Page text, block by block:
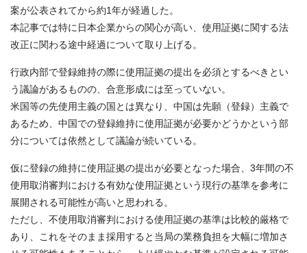
資料ダウンロード
案が公表されてから約1年が経過した。
本記事では特に日本企業からの関心が高い、使用証拠に関する法
改正に関わる途中経過について取り上げる。
行政内部で登録維持の際に使用証拠の提出を必須とするべきとい
う議論があるものの、合意形成には至っていない。
米国等の先使用主義の国とは異なり、中国は先願（登録）主義で
あるため、中国での登録維持に使用証拠が必要かどうかという部
分については依然として議論が続いている。
仮に登録の維持に使用証拠の提出が必要となった場合、3年間の不
使用取消審判における有効な使用証拠という現行の基準を参考に
展開される可能性が高いと思われる。
ただし、不使用取消審判における使用証拠の基準は比較的厳格で
あり、これをそのまま採用すると当局の業務負担を大幅に増加さ